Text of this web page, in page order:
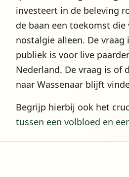
investeert in de beleving
de baan een toekomst
nostalgie alleen. De vraag
publiek is voor live
Nederland. De vraag is of
naar Wassenaar blijft
Begrijp hierbij ook het
tussen een volbloed en